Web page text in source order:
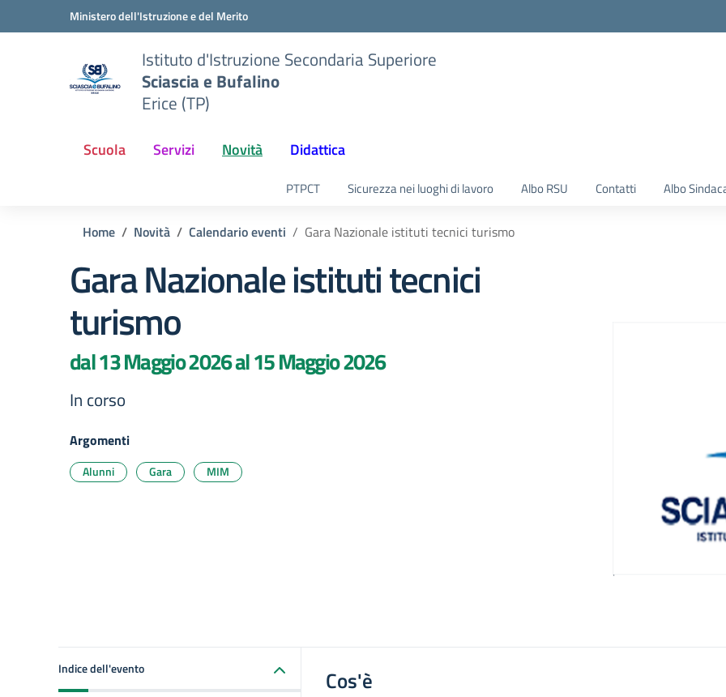
Vai ai contenuti
Vai al menu di navigazioneMinistero dell'Istruzione e del Merito
Istituto d'Istruzione Secondaria Superiore
Sciascia e Bufalino
Erice (TP)
Scuola Servizi Novità Didattica
PTPCT Sicurezza nei luoghi di lavoro Albo RSU Contatti Albo
Home Novità Calendario eventi Gara Nazionale istituti tecnici turismo
Gara Nazionale istituti tecnici
turismo
dal 13 Maggio 2026 al 15 Maggio 2026
In corso
Argomenti
Alunni Gara MIM
Indice dell'evento Cos'è